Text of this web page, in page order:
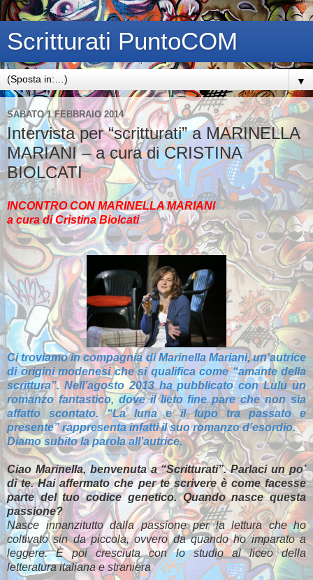
Scritturati PuntoCOM
▼
SABATO 1 FEBBRAIO 2014
Intervista per “scritturati” a MARINELLA
MARIANI – a cura di CRISTINA
BIOLCATI
INCONTRO CON MARINELLA MARIANI
a cura di Cristina Biolcati
Ci troviamo in compagnia di Marinella Mariani, un’autrice
di origini modenesi che si qualifica come “amante della
scrittura”. Nell’agosto 2013 ha pubblicato con Lulu un
romanzo fantastico, dove il lieto fine pare che non sia
affatto scontato. “La luna e il lupo tra passato e
presente” rappresenta infatti il suo romanzo d’esordio.
Diamo subito la parola all’autrice.
Ciao Marinella, benvenuta a “Scritturati”. Parlaci un po’
di te. Hai affermato che per te scrivere è come facesse
parte del tuo codice genetico. Quando nasce questa
passione?
Nasce innanzitutto dalla passione per la lettura che ho
coltivato sin da piccola, ovvero da quando ho imparato a
leggere. È poi cresciuta con lo studio al liceo della
letteratura italiana e straniera